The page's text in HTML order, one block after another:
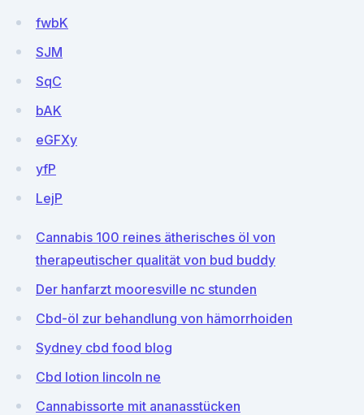
fwbK
SJM
SqC
bAK
eGFXy
yfP
LejP
Cannabis 100 reines ätherisches öl von
therapeutischer qualität von bud buddy
Der hanfarzt mooresville nc stunden
Cbd-öl zur behandlung von hämorrhoiden
Sydney cbd food blog
Cbd lotion lincoln ne
Cannabissorte mit ananasstücken